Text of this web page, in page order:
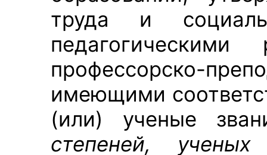
труда и
профессорско-
имеющими
(или) ученые
степеней,